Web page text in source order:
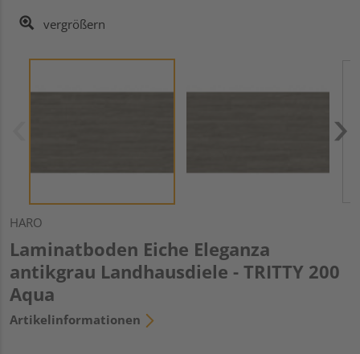
vergrößern
HARO
Laminatboden Eiche Eleganza
antikgrau Landhausdiele - TRITTY 200
Aqua
Artikelinformationen